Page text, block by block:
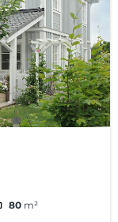
80 m²